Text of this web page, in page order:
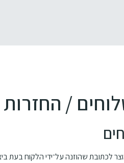
/ החזרות
לכתובת שהוזנה על־ידי הלקוח בעת